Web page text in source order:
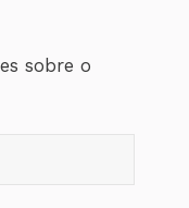
sobre o